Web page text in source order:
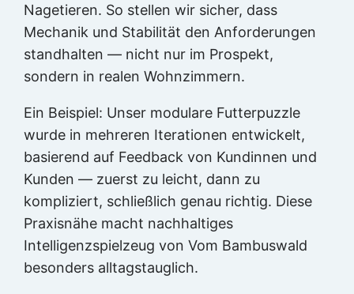
Nagetieren. So stellen wir sicher, dass
Mechanik und Stabilität den Anforderungen
standhalten — nicht nur im Prospekt,
sondern in realen Wohnzimmern.
Ein Beispiel: Unser modulare Futterpuzzle
wurde in mehreren Iterationen entwickelt,
basierend auf Feedback von Kundinnen und
Kunden — zuerst zu leicht, dann zu
kompliziert, schließlich genau richtig. Diese
Praxisnähe macht nachhaltiges
Intelligenzspielzeug von Vom Bambuswald
besonders alltagstauglich.